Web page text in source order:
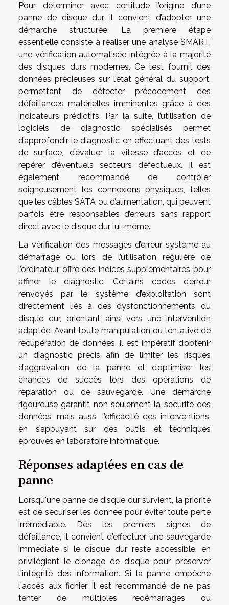
Pour déterminer avec certitude l’origine d’une
panne de disque dur, il convient d’adopter une
démarche structurée. La première étape
essentielle consiste à réaliser une analyse SMART,
une vérification automatisée intégrée à la majorité
des disques durs modernes. Ce test fournit des
données précieuses sur l’état général du support,
permettant de détecter précocement des
défaillances matérielles imminentes grâce à des
indicateurs prédictifs. Par la suite, l’utilisation de
logiciels de diagnostic spécialisés permet
d’approfondir le diagnostic en effectuant des tests
de surface, d’évaluer la vitesse d’accès et de
repérer d’éventuels secteurs défectueux. Il est
également recommandé de contrôler
soigneusement les connexions physiques, telles
que les câbles SATA ou d’alimentation, qui peuvent
parfois être responsables d’erreurs sans rapport
direct avec le disque dur lui-même.
La vérification des messages d’erreur système au
démarrage ou lors de l’utilisation régulière de
l’ordinateur offre des indices supplémentaires pour
affiner le diagnostic. Certains codes d’erreur
renvoyés par le système d’exploitation sont
directement liés à des dysfonctionnements du
disque dur, orientant ainsi vers une intervention
adaptée. Avant toute manipulation ou tentative de
récupération de données, il est impératif d’obtenir
un diagnostic précis afin de limiter les risques
d’aggravation de la panne et d’optimiser les
chances de succès lors des opérations de
réparation ou de sauvegarde. Une démarche
rigoureuse garantit non seulement la sécurité des
données, mais aussi l’efficacité des interventions,
en s’appuyant sur des outils et techniques
éprouvés en laboratoire informatique.
Réponses adaptées en cas de
panne
Lorsqu'une panne de disque dur survient, la priorité
est de sécuriser les donnée pour éviter toute perte
irrémédiable. Dès les premiers signes de
défaillance, il convient d'effectuer une sauvegarde
immédiate si le disque dur reste accessible, en
privilégiant le clonage de disque pour préserver
l'intégrité des information. Si la panne empêche
l'accès aux fichier, il est recommandé de ne pas
tenter de multiples redémarrages ou